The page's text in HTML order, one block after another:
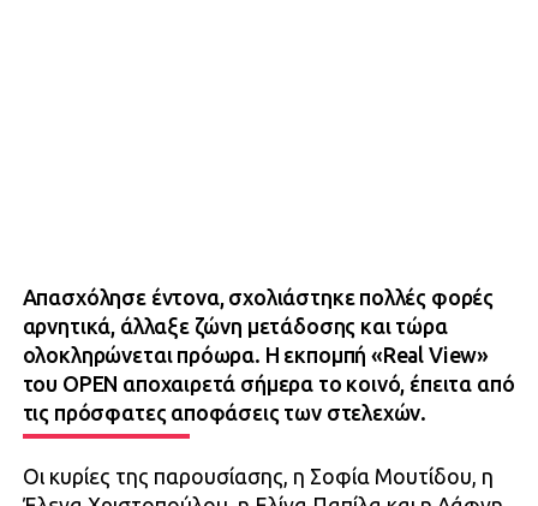
Απασχόλησε έντονα, σχολιάστηκε πολλές φορές
αρνητικά, άλλαξε ζώνη μετάδοσης και τώρα
ολοκληρώνεται πρόωρα. Η εκπομπή «Real View»
του OPEN αποχαιρετά σήμερα το κοινό, έπειτα από
τις πρόσφατες αποφάσεις των στελεχών.
Οι κυρίες της παρουσίασης, η Σοφία Μουτίδου, η